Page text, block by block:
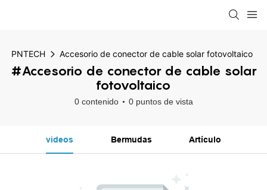
PNTECH Accesorio de conector de cable solar fotovoltaico
#Accesorio de conector de cable solar
fotovoltaico
0 contenido 0 puntos de vista
videos Bermudas Artículo